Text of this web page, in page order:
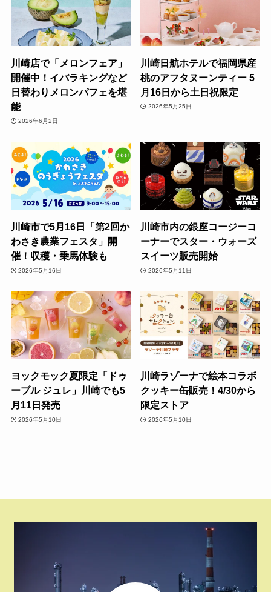
川崎店で「メロンフェア」
開催中！イバラキングなど
日替わりメロンパフェを堪
能
2026年6月2日
川崎日航ホテルで福岡県産
桃のアフタヌーンティー 5
月16日から土日祝限定
2026年5月25日
川崎市で5月16日「第2回か
わさき農業フェスタ」開
催！収穫・乗馬体験も
2026年5月16日
川崎市内の銀座コージーコ
ーナーでスター・ウォーズ
スイーツ販売開始
2026年5月11日
ヨックモック夏限定「ドゥ
ーブル ジュレ」川崎でも5
月11日発売
2026年5月10日
川崎ラゾーナで絵本コラボ
クッキー缶販売！4/30から
限定ストア
2026年5月10日